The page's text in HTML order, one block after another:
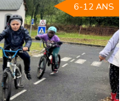
6-12 ANS